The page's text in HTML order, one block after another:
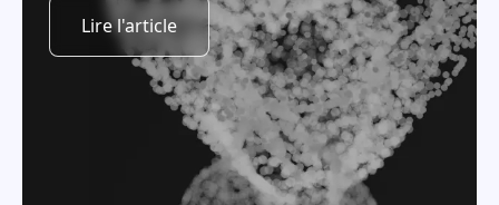
Lire l'article